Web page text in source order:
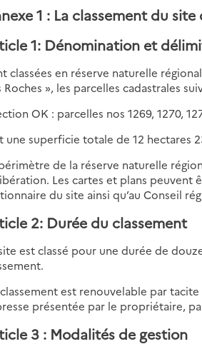
1 : La classement du
1: Dénomination et
classées en réserve naturelle
Roches », les parcelles cadastrales
OK : parcelles nos 1269, 1270,
une superficie totale de 12 hectares
de la réserve naturelle
Les cartes et plans peuvent
du site ainsi qu’au Conseil
2: Durée du classement
est classé pour une durée de
est renouvelable par
présentée par le propriétaire,
3 : Modalités de gestion